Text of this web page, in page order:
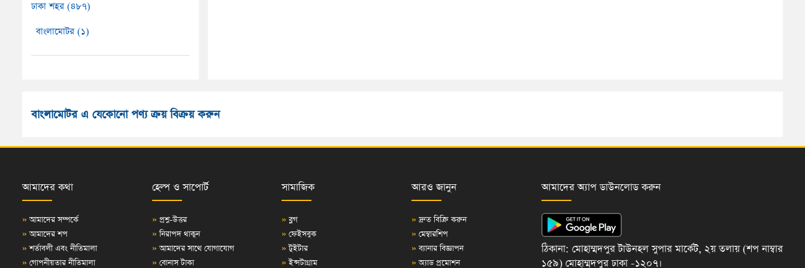
ঢাকা শহর (৪৮৭)
বাংলামোটর (১)
বাংলামোটর এ যেকোনো পণ্য ক্রয় বিক্রয় করুন
আমাদের কথা
» আমাদের সম্পর্কে
» আমাদের শপ
» শর্তাবলী এবং নীতিমালা
» গোপনীয়তার নীতিমালা
হেল্প ও সাপোর্ট
» প্রশ্ন-উত্তর
» নিরাপদ থাকুন
» আমাদের সাথে যোগাযোগ
» বোনাস টাকা
সামাজিক
» ব্লগ
» ফেইসবুক
» টুইটার
» ইন্সটাগ্রাম
আরও জানুন
» দ্রুত বিক্রি করুন
» মেম্বারশিপ
» ব্যানার বিজ্ঞাপন
» অ্যাড প্রমোশন
আমাদের অ্যাপ ডাউনলোড করুন
ঠিকানা: মোহাম্মদপুর টাউনহল সুপার মার্কেট, ২য় তলায় (শপ নাম্বার
১৫৯) মোহাম্মদপুর ঢাকা -১২০৭।